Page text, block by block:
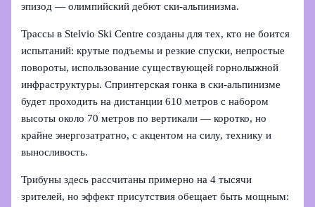
эпизод — олимпийский дебют ски-альпинизма.
Трассы в Stelvio Ski Centre созданы для тех, кто не боится
испытаний: крутые подъемы и резкие спуски, непростые
повороты, использование существующей горнолыжной
инфраструктуры. Спринтерская гонка в ски-альпинизме
будет проходить на дистанции 610 метров с набором
высоты около 70 метров по вертикали — коротко, но
крайне энергозатратно, с акцентом на силу, технику и
выносливость.
Трибуны здесь рассчитаны примерно на 4 тысячи
зрителей, но эффект присутствия обещает быть мощным: